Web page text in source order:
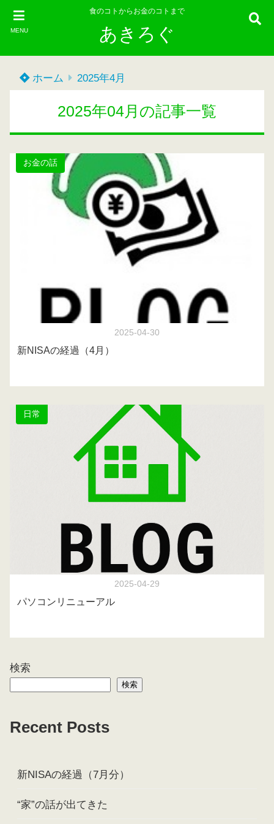
MENU
食のコトからお金のコトまで
あきろぐ
ホーム 2025年4月
2025年04月の記事一覧
お金の話
2025-04-30
新NISAの経過（4月）
日常
2025-04-29
パソコンリニューアル
検索
検索
Recent Posts
新NISAの経過（7月分）
“家”の話が出てきた